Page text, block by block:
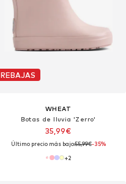
REBAJAS
WHEAT
Botas de lluvia 'Zerro'
35,99€
Último precio más bajo:55,99€-35%
+2